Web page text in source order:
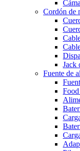
Cordón de
Jack
Fuente de